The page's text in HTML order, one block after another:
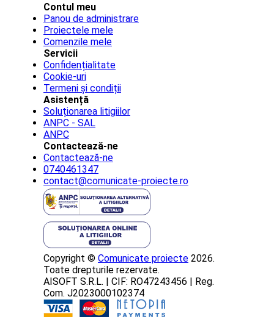
Contul meu
Panou de administrare
Proiectele mele
Comenzile mele
Servicii
Confidențialitate
Cookie-uri
Termeni și condiții
Asistență
Soluționarea litigiilor
ANPC - SAL
ANPC
Contactează-ne
Contactează-ne
0740461347
contact@comunicate-proiecte.ro
Copyright © Comunicate proiecte 2026.
Toate drepturile rezervate.
AISOFT S.R.L. | CIF: RO47243456 | Reg.
Com. J2023000102374